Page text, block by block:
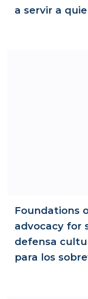
a servir a
Foundations
advocacy for
defensa
para los